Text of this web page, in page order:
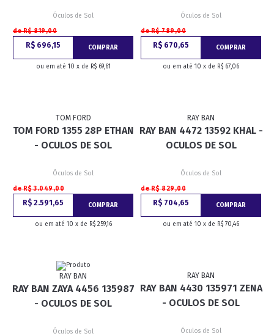
Óculos de Sol
de R$ 819,00
R$ 696,15 COMPRAR
ou em até 10 x de R$ 69,61
Óculos de Sol
de R$ 789,00
R$ 670,65 COMPRAR
ou em até 10 x de R$ 67,06
TOM FORD
TOM FORD 1355 28P ETHAN
- OCULOS DE SOL
Óculos de Sol
de R$ 3.049,00
R$ 2.591,65 COMPRAR
ou em até 10 x de R$ 259,16
RAY BAN
RAY BAN 4472 13592 KHAL -
OCULOS DE SOL
Óculos de Sol
de R$ 829,00
R$ 704,65 COMPRAR
ou em até 10 x de R$ 70,46
RAY BAN
RAY BAN ZAYA 4456 135987
- OCULOS DE SOL
Óculos de Sol
RAY BAN
RAY BAN 4430 135971 ZENA
- OCULOS DE SOL
Óculos de Sol